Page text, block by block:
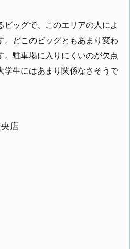
ビッグで、このエリアの人によ
。どこのビッグともあまり変わ
。駐車場に入りにくいのが欠点
学生にはあまり関係なさそうで
店